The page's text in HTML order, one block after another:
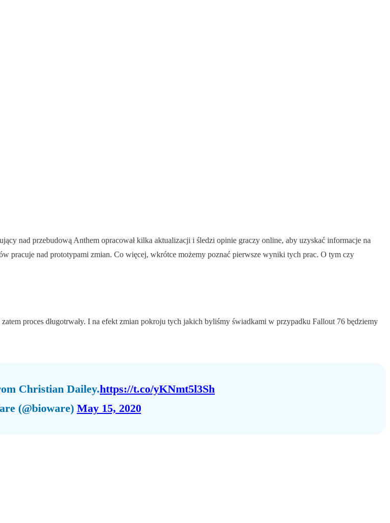
nad przebudową Anthem opracował kilka aktualizacji i śledzi opinie graczy online, aby uzyskać informacje na
pracuje nad prototypami zmian. Co więcej, wkrótce możemy poznać pierwsze wyniki tych prac. O tym czy
proces długotrwały. I na efekt zmian pokroju tych jakich byliśmy świadkami w przypadku Fallout 76 będziemy
Christian Dailey.https://t.co/yKNmt5l3Sh
(@bioware) May 15, 2020